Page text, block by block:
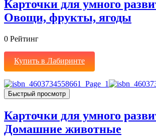
Карточки для умного
Овощи, фрукты, ягоды
0 Рейтинг
Купить в Лабиринте
Быстрый просмотр
Карточки для умного
Домашние животные